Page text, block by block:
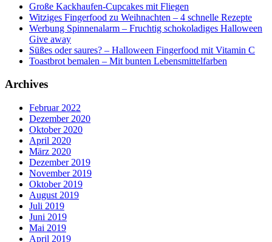
Große Kackhaufen-Cupcakes mit Fliegen
Witziges Fingerfood zu Weihnachten – 4 schnelle Rezepte
Werbung Spinnenalarm – Fruchtig schokoladiges Halloween
Give away
Süßes oder saures? – Halloween Fingerfood mit Vitamin C
Toastbrot bemalen – Mit bunten Lebensmittelfarben
Archives
Februar 2022
Dezember 2020
Oktober 2020
April 2020
März 2020
Dezember 2019
November 2019
Oktober 2019
August 2019
Juli 2019
Juni 2019
Mai 2019
April 2019